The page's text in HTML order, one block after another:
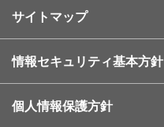
サイトマップ
情報セキュリティ基本方針
個人情報保護方針